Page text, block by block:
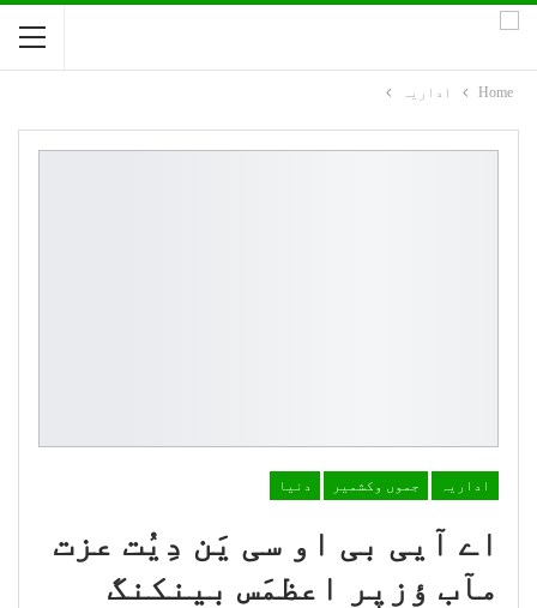
Home اداریہ
اداریہ جموں وکشمیر دنیا
اے آیی بی او سی یَن دِیُت عزت
مآب ؤزیٖر اعظمَس بینکنگ